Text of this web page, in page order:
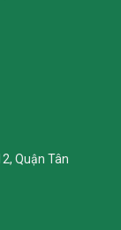
Quận Tân